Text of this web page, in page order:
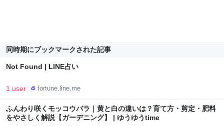
同時期にブックマークされた記事
Not Found | LINE占い
1 user fortune.line.me
ふんわり咲くモッコウバラ｜黄と白の違いは？育て方・剪定・肥料
をやさしく解説【ガーデニング】 | ゆうゆうtime